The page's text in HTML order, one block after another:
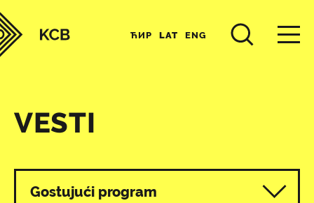
ЋИР LAT ENG
VESTI
Svi programi
Gostujući program